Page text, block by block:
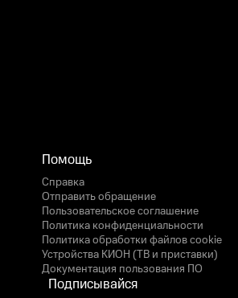
Помощь
Справка
Отправить обращение
Пользовательское соглашение
Политика конфиденциальности
Политика обработки файлов cookie
Устройства КИОН (ТВ и приставки)
Документация пользования ПО
Подписывайся